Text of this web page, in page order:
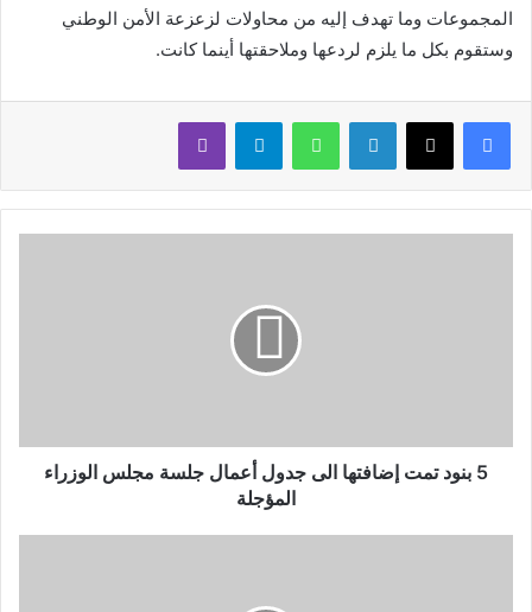
المجموعات وما تهدف إليه من محاولات لزعزعة الأمن الوطني
وستقوم بكل ما يلزم لردعها وملاحقتها أينما كانت.
لينكدإن واتساب تيلقرام ڤايبر
5 بنود تمت إضافتها الى جدول أعمال جلسة مجلس الوزراء
المؤجلة